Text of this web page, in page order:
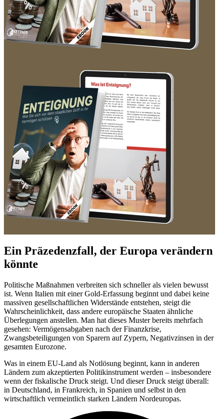
Ein Präzedenzfall, der Europa verändern
könnte
Politische Maßnahmen verbreiten sich schneller als vielen bewusst
ist. Wenn Italien mit einer Gold-Erfassung beginnt und dabei keine
massiven gesellschaftlichen Widerstände entstehen, steigt die
Wahrscheinlichkeit, dass andere europäische Staaten ähnliche
Überlegungen anstellen. Man hat dieses Muster bereits mehrfach
gesehen: Vermögensabgaben nach der Finanzkrise,
Zwangsbeteiligungen von Sparern auf Zypern, Negativzinsen in der
gesamten Eurozone.
Was in einem EU-Land als Notlösung beginnt, kann in anderen
Ländern zum akzeptierten Politikinstrument werden – insbesondere
wenn der fiskalische Druck steigt. Und dieser Druck steigt überall:
in Deutschland, in Frankreich, in Spanien und selbst in den
wirtschaftlich vermeintlich starken Ländern Nordeuropas.